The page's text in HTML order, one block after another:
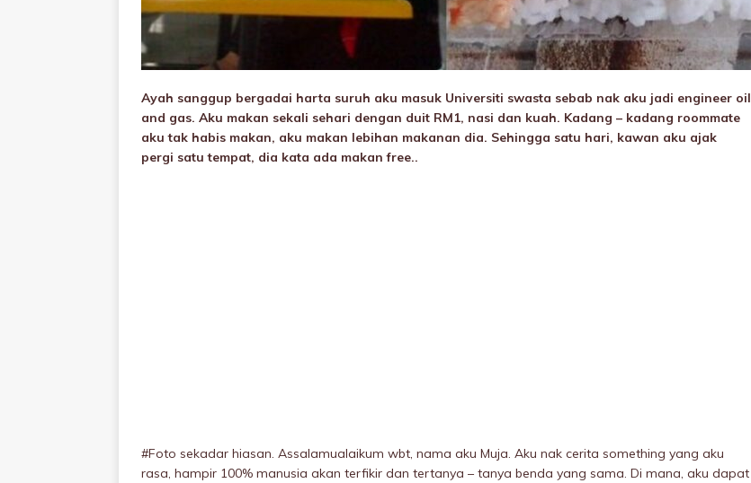
Ayah sanggup bergadai harta suruh aku masuk Universiti swasta sebab nak aku jadi engineer oil
and gas. Aku makan sekali sehari dengan duit RM1, nasi dan kuah. Kadang – kadang roommate
aku tak habis makan, aku makan lebihan makanan dia. Sehingga satu hari, kawan aku ajak
pergi satu tempat, dia kata ada makan free..
#Foto sekadar hiasan. Assalamualaikum wbt, nama aku Muja. Aku nak cerita something yang aku
rasa, hampir 100% manusia akan terfikir dan tertanya – tanya benda yang sama. Di mana, aku dapat